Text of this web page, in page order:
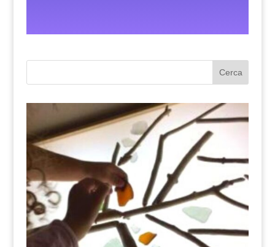
Cerca